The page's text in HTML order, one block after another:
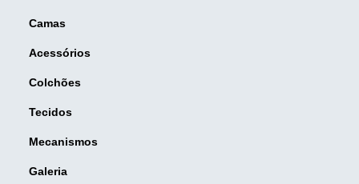
Camas
Acessórios
Colchões
Tecidos
Mecanismos
Galeria